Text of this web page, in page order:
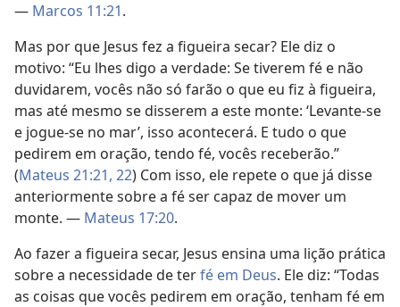
— Marcos 11:21.
Mas por que Jesus fez a figueira secar? Ele diz o
motivo: “Eu lhes digo a verdade: Se tiverem fé e não
duvidarem, vocês não só farão o que eu fiz à figueira,
mas até mesmo se disserem a este monte: ‘Levante-se
e jogue-se no mar’, isso acontecerá. E tudo o que
pedirem em oração, tendo fé, vocês receberão.”
(Mateus 21:21, 22) Com isso, ele repete o que já disse
anteriormente sobre a fé ser capaz de mover um
monte. — Mateus 17:20.
Ao fazer a figueira secar, Jesus ensina uma lição prática
sobre a necessidade de terfé em Deus. Ele diz: “Todas
as coisas que vocês pedirem em oração, tenham fé em